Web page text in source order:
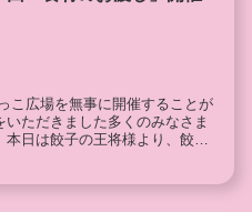
こ広場を無事に開催することが
ただきました多くのみなさま
日は餃子の王将様より、餃子